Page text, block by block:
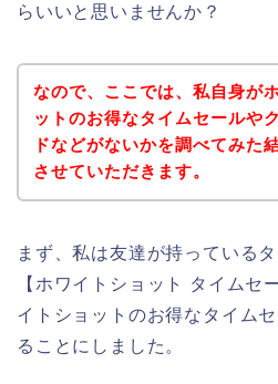
らいいと思いませんか？
なので、ここでは、私自身が
ットのお得なタイムセールや
ドなどがないかを調べてみた
させていただきます。
まず、私は友達が持っている
【ホワイトショット タイムセ
イトショットのお得なタイム
ることにしました。